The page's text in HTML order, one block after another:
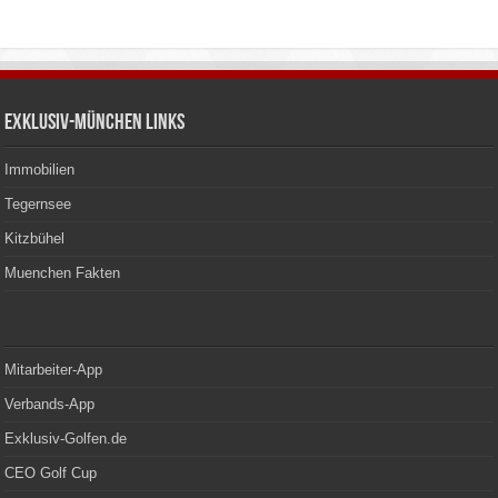
Exklusiv-München Links
Immobilien
Tegernsee
Kitzbühel
Muenchen Fakten
Mitarbeiter-App
Verbands-App
Exklusiv-Golfen.de
CEO Golf Cup